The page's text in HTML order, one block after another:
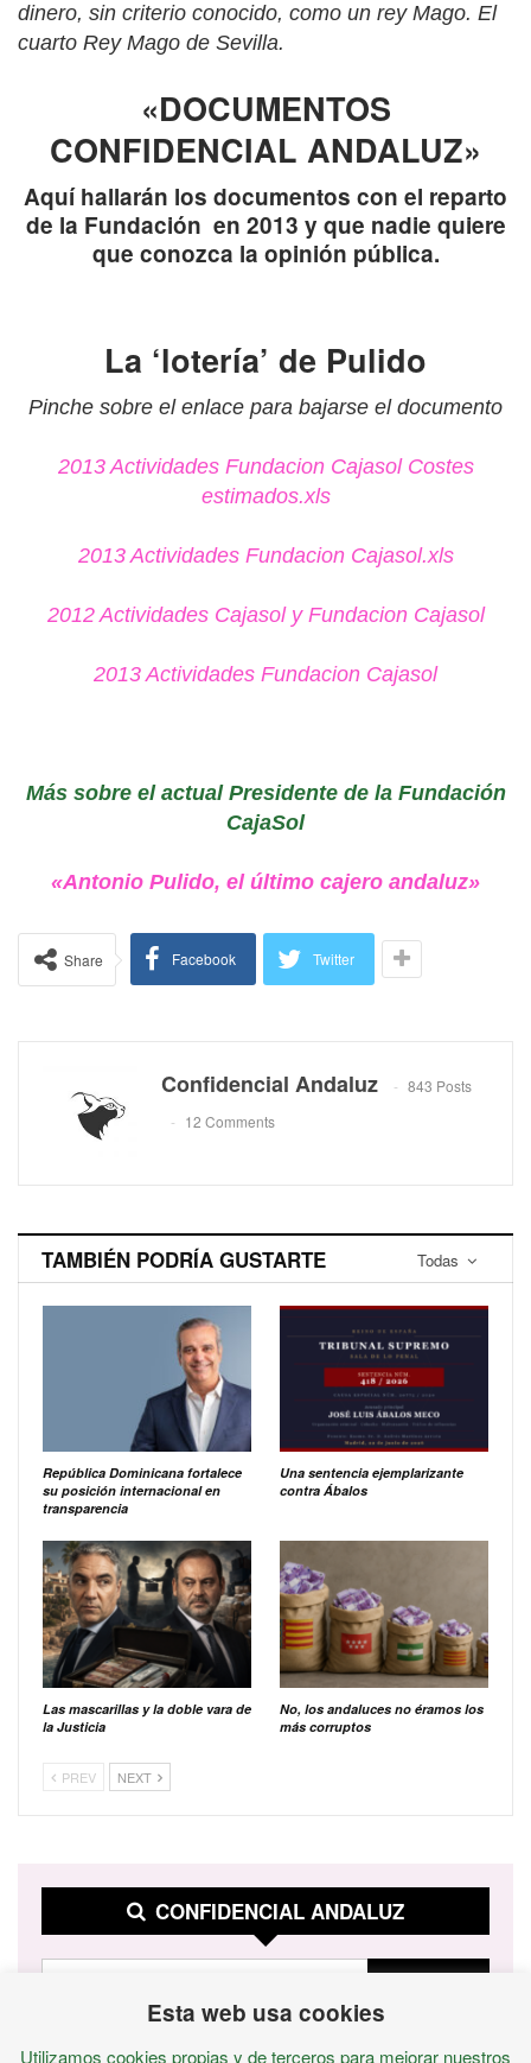
dinero, sin criterio conocido, como un rey Mago. El
cuarto Rey Mago de Sevilla.
«DOCUMENTOS
CONFIDENCIAL ANDALUZ»
Aquí hallarán los documentos con el reparto
de la Fundación en 2013 y que nadie quiere
que conozca la opinión pública.
La ‘lotería’ de Pulido
Pinche sobre el enlace para bajarse el documento
2013 Actividades Fundacion Cajasol Costes
estimados.xls
2013 Actividades Fundacion Cajasol.xls
2012 Actividades Cajasol y Fundacion Cajasol
2013 Actividades Fundacion Cajasol
Más sobre el actual Presidente de la Fundación
CajaSol
«Antonio Pulido, el último cajero andaluz»
Share Facebook Twitter
Confidencial Andaluz
843 Posts
12 Comments
Todas
TAMBIÉN PODRÍA GUSTARTE
República Dominicana fortalece
su posición internacional en
transparencia
Una sentencia ejemplarizante
contra Ábalos
Las mascarillas y la doble vara de
la Justicia
No, los andaluces no éramos los
más corruptos
PREV NEXT
CONFIDENCIAL ANDALUZ
Esta web usa cookies
Utilizamos cookies propias y de terceros para mejorar nuestros